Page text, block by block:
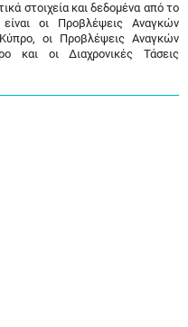
στοιχεία και δεδομένα από το
οι Προβλέψεις Αναγκών
οι Προβλέψεις Αναγκών
και οι Διαχρονικές Τάσεις